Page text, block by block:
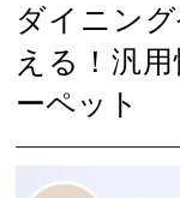
ダイニン
える！汎
ーペット